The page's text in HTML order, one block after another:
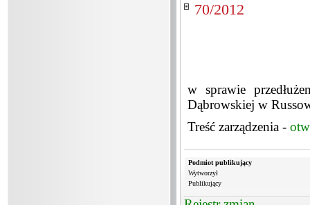
70/2012
w sprawie
Dąbrowskiej w
Treść zarządzenia -
Podmiot publikujący
Wytworzył
Publikujący